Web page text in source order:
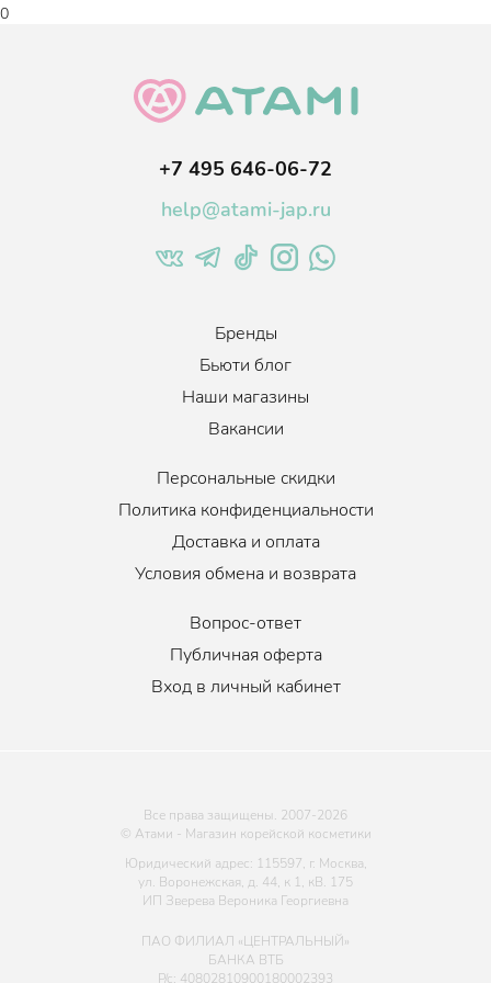
0
+7 495 646-06-72
help@atami-jap.ru
Бренды
Бьюти блог
Наши магазины
Вакансии
Персональные скидки
Политика конфиденциальности
Доставка и оплата
Условия обмена и возврата
Вопрос-ответ
Публичная оферта
Вход в личный кабинет
Все права защищены. 2007-2026
© Атами - Магазин корейской косметики
Юридический адрес: 115597, г. Москва,
ул. Воронежская, д. 44, к 1, кВ. 175
ИП Зверева Вероника Георгиевна
ПАО ФИЛИАЛ «ЦЕНТРАЛЬНЫЙ»
БАНКА ВТБ
Р/с: 40802810900180002393